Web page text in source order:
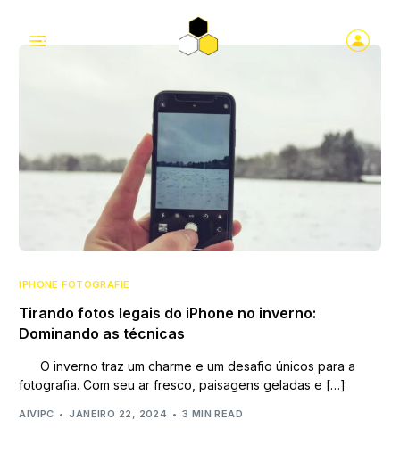
IPHONE FOTOGRAFIE
Tirando fotos legais do iPhone no inverno:
Dominando as técnicas
O inverno traz um charme e um desafio únicos para a
fotografia. Com seu ar fresco, paisagens geladas e […]
AIVIPC JANEIRO 22, 2024 3 MIN READ